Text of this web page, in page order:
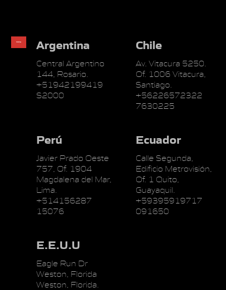
Argentina
Central Argentino
144, Rosario.
+51942199419
S2000
Chile
Av. Vitacura 5250.
Of. 1006 Vitacura,
Santiago.
+56226572322
7630225
Perú
Javier Prado Oeste
757, Of. 1904
Magdalena del Mar,
Lima.
+514156287
15076
Ecuador
Calle Segunda,
Edificio Metrovisión,
Of. 1 Quito,
Guayaquil.
+59395919717
091650
E.E.U.U
Eagle Run Dr
Weston, Florida
Weston, Florida.